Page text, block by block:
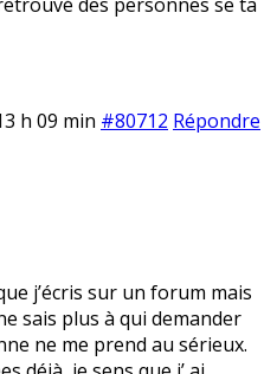
h 09 min #80712 Répondre
j’écris sur un forum mais
sais plus à qui demander
ne me prend au sérieux.